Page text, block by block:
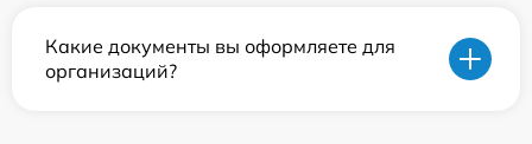
Какие документы вы оформляете для
организаций?